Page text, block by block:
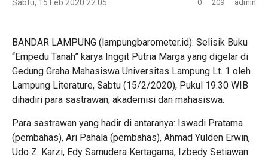
Sabtu, 15 Feb 2020 22:05 0 209 admin
BANDAR LAMPUNG (lampungbarometer.id): Selisik Buku
“Empedu Tanah” karya Inggit Putria Marga yang digelar di
Gedung Graha Mahasiswa Universitas Lampung Lt. 1 oleh
Lampung Literature, Sabtu (15/2/2020), Pukul 19.30 WIB
dihadiri para sastrawan, akademisi dan mahasiswa.
Para sastrawan yang hadir di antaranya: Iswadi Pratama
(pembahas), Ari Pahala (pembahas), Ahmad Yulden Erwin,
Udo Z. Karzi, Edy Samudera Kertagama, Izbedy Setiawan